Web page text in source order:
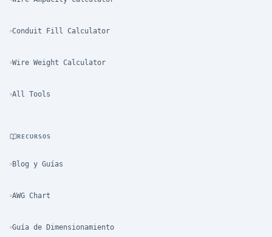
Conduit Fill Calculator
Wire Weight Calculator
All Tools
RECURSOS
Blog y Guías
AWG Chart
Guía de Dimensionamiento